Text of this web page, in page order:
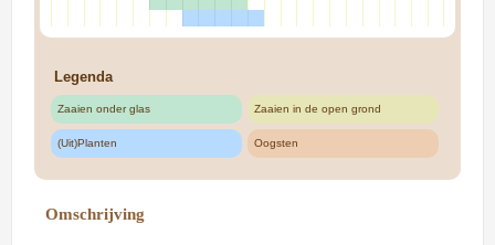
Legenda
Zaaien onder glas Zaaien in de open grond
(Uit)Planten Oogsten
Omschrijving